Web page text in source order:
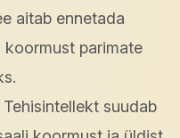
aitab ennetada
parimate
suudab